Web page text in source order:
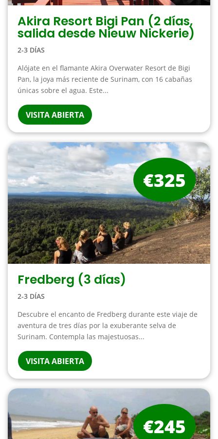
Akira Resort Bigi Pan (2 días,
salida desde Nieuw Nickerie)
2-3 DÍAS
Alójate en el flamante Akira Overwater Resort de Bigi
Pan, la joya más reciente de Surinam, con 16 cabañas
únicas sobre el agua. Este...
VISITA ABIERTA
Fredberg (3 días)
2-3 DÍAS
Descubre el encanto de Fredberg durante este viaje de
aventura de tres días por la exuberante selva de
Surinam. Contempla las majestuosas...
VISITA ABIERTA
€325
€245